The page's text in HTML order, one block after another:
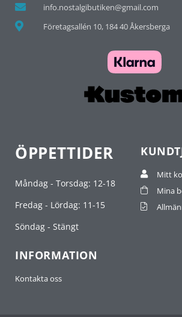
info.nostalgibutiken@gmail.com
Företagsallén 10, 184 40 Åkersberga
ÖPPETTIDER
Måndag - Torsdag: 12-18
Fredag - Lördag: 11-15
Söndag - Stängt
Mitt
Mina
INFORMATION
Kontakta oss